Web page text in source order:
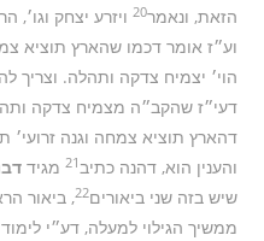
הזאת, ונאמר20 ויזרע יצחק וגו׳,
וע״ז אומר דכמו שהארץ תוציא
הוי׳ יצמיח צדקה ותהלה. וצריך
דעי״ז שהקב״ה מצמיח צדקה
דהארץ תוציא צמחה וגנה
והענין הוא, דהנה כתיב21 מגיד
שיש בזה שני ביאורים22, ביאור
ממשיך הגילוי למעלה, דע״י